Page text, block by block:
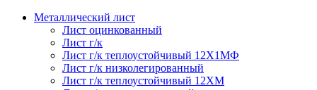
Металлический лист
Лист оцинкованный
Лист г/к
Лист г/к теплоустойчивый 12Х1МФ
Лист г/к низколегированный
Лист г/к теплоустойчивый 12ХМ